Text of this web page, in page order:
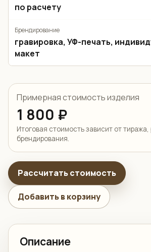
по расчету
Брендирование
гравировка, УФ-печать,
макет
Примерная стоимость изделия
1 800 ₽
Итоговая стоимость зависит от тиража,
брендирования.
Рассчитать стоимость
Добавить в корзину
Описание